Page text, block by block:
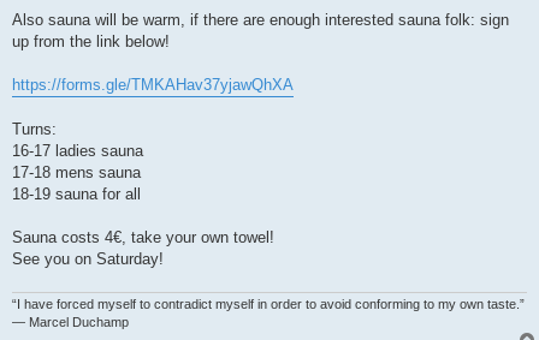
Also sauna will be warm, if there are enough interested sauna folk: sign
up from the link below!
https://forms.gle/TMKAHav37yjawQhXA
Turns:
16-17 ladies sauna
17-18 mens sauna
18-19 sauna for all
Sauna costs 4€, take your own towel!
See you on Saturday!
“I have forced myself to contradict myself in order to avoid conforming to my own taste.”
― Marcel Duchamp